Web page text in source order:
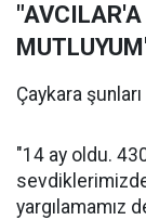
Çaykara
"14 ay oldu.
yargılamamız